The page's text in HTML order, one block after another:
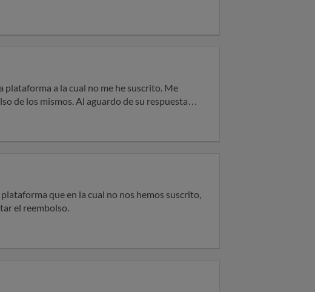
plataforma a la cual no me he suscrito. Me
de su respuesta
que en la cual no nos hemos suscrito,
el reembolso.